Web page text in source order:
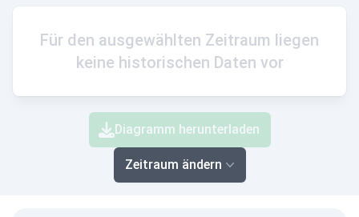
Für den ausgewählten Zeitraum liegen
keine historischen Daten vor
Diagramm herunterladen
Zeitraum ändern